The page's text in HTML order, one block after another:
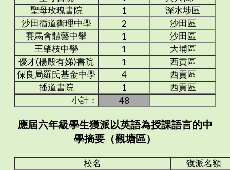
聖母玫瑰書院
1
深水埗區
沙田循道衛理中學
2
沙田區
賽馬會體藝中學
1
沙田區
王肇枝中學
1
大埔區
優才(楊殷有娣)書院
1
西貢區
保良局羅氏基金中學
4
西貢區
播道書院
1
西貢區
小計：
48
應屆六年級學生獲派以英語為授課語言的中
學摘要（觀塘區）
校名
獲派名額